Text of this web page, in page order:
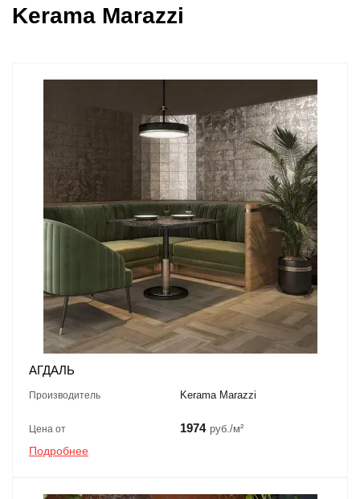
Kerama Marazzi
АГДАЛЬ
Производитель Kerama Marazzi
Цена от 1974 руб./м²
Подробнее